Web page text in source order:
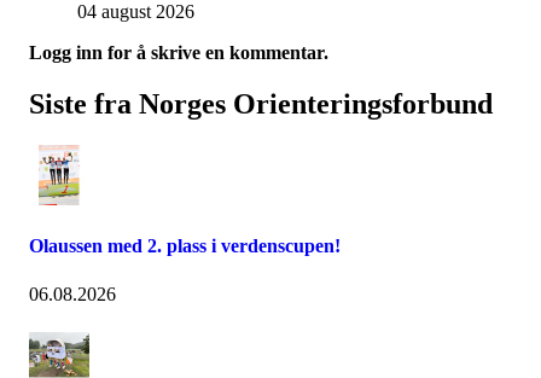
04 august 2026
Logg inn for å skrive en kommentar.
Siste fra Norges Orienteringsforbund
Olaussen med 2. plass i verdenscupen!
06.08.2026